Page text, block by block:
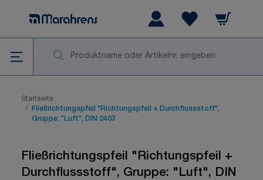
Warenkorb
Startseite
/
Fließrichtungspfeil "Richtungspfeil + Durchflussstoff",
Gruppe: "Luft", DIN 2403
Fließrichtungspfeil "Richtungspfeil +
Durchflussstoff", Gruppe: "Luft", DIN